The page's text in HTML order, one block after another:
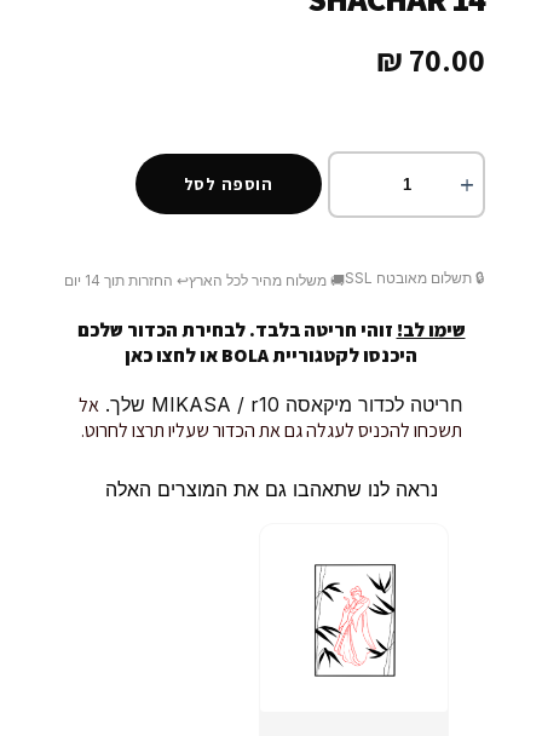
70.00
₪
הוספה לסל
🔒 תשלום מאובטח SSL 🚚 משלוח מהיר לכל הארץ↩️ החזרות תוך 14 יום
שימו לב! זוהי חריטה בלבד. לבחירת הכדור שלכם
היכנסו לקטגוריית BOLA או
לחצו כאן
חריטה לכדור מיקאסה MIKASA / r10 שלך.
אל
תשכחו להכניס לעגלה גם את הכדור שעליו תרצו לחרוט.
נראה לנו שתאהבו גם את המוצרים האלה